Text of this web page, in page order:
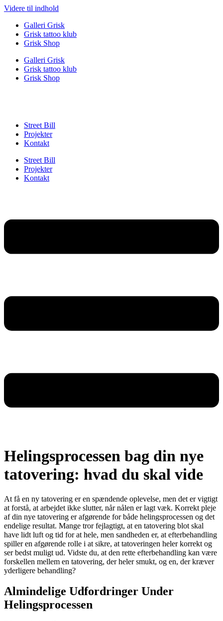
Videre til indhold
Galleri Grisk
Grisk tattoo klub
Grisk Shop
Galleri Grisk
Grisk tattoo klub
Grisk Shop
Street Bill
Projekter
Kontakt
Street Bill
Projekter
Kontakt
Helingsprocessen bag din nye
tatovering: hvad du skal vide
At få en ny tatovering er en spændende oplevelse, men det er vigtigt
at forstå, at arbejdet ikke slutter, når nålen er lagt væk. Korrekt pleje
af din nye tatovering er afgørende for både helingsprocessen og det
endelige resultat. Mange tror fejlagtigt, at en tatovering blot skal
have lidt luft og tid for at hele, men sandheden er, at efterbehandling
spiller en afgørende rolle i at sikre, at tatoveringen heler korrekt og
ser bedst muligt ud. Vidste du, at den rette efterbehandling kan være
forskellen mellem en tatovering, der heler smukt, og en, der kræver
yderligere behandling?
Almindelige Udfordringer Under
Helingsprocessen